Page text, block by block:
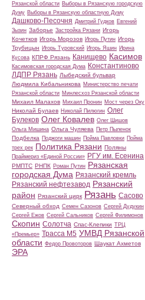
Рязанской области Выборы в Рязанскую городскую
Думу Выборы в Рязанскую областную Думу
Дашково-Песочня Дмитрий Гудков Евгений
Зызин Заборье Застройка Рязани Игорь
Кочетков Игорь Морозов Игорь Путин Игорь
Трубицын Игорь Туровский Игорь Яшин Ирина
Кусова КПРФ Рязань Канищево Касимов
Касимовская городская Дума Константиново
ЛДПР Рязань Лыбедский бульвар
Людмила Кибальникова Министерство печати
Рязанской области Минлесхоз Рязанской области
Михаил Малахов Михаил Пронин Мост через Оку
Николай Булаев Николай Пилюгин Олег
Булеков Олег Ковалев Олег Шишов
Ольга Мишина Ольга Чуляева Петр Пыленок
Подбелка Поджоги машин Пойма Павловки Пойма
трех рек Политика Рязани Поляны
Праймериз «Единой России» РГУ им. Есенина
РМПТС РНПК Роман Путин Рязанская
городская Дума Рязанский кремль
Рязанский нефтезавод Рязанский
район Рязанский цирк Рязань Сасово
Северный обход Семен Сазонов Сергей Дудукин
Сергей Ежов Сергей Сальников Сергей Филимонов
Скопин Солотча Спас-Клепики ТРЦ
«Премьер» Трасса М5 УМВД Рязанской
области Федор Провоторов Шаукат Ахметов
ЭРА